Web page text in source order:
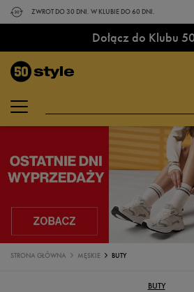
ZWROT DO 30 DNI. W KLUBIE DO 60 DNI.
Dołącz do Klubu
STRONA GŁÓWNA MĘSKIE BUTY
BUTY